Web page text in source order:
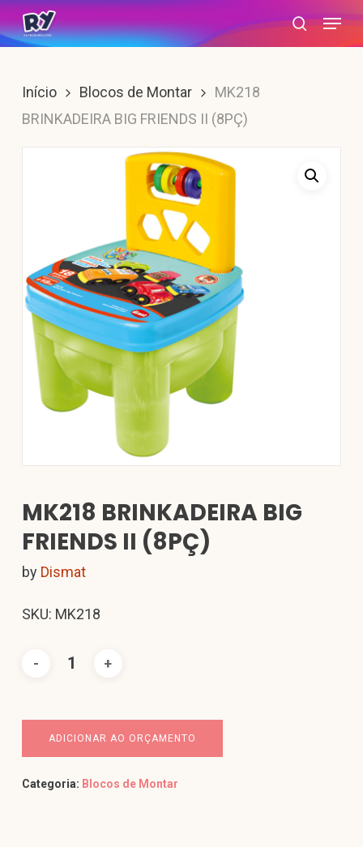
Skip
to
content
search
Menu
Início Blocos de Montar
MK218
BRINKADEIRA BIG FRIENDS II (8PÇ)
MK218 BRINKADEIRA BIG
FRIENDS II (8PÇ)
by Dismat
SKU: MK218
ADICIONAR AO ORÇAMENTO
Categoria: Blocos de Montar